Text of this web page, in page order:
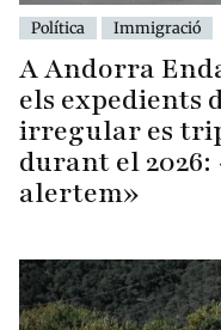
Política Immigració
A Andorra
els expedients
irregular es
durant el 2026:
alertem»